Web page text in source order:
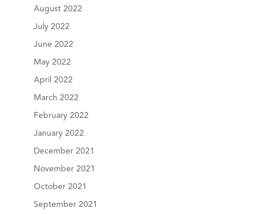
August 2022
July 2022
June 2022
May 2022
April 2022
March 2022
February 2022
January 2022
December 2021
November 2021
October 2021
September 2021